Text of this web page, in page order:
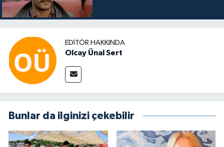
EDITÖR HAKKINDA
Olcay Ünal Sert
Bunlar da ilginizi çekebilir